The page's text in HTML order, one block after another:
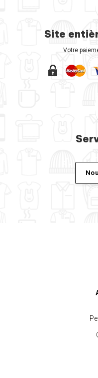
Site
Votre